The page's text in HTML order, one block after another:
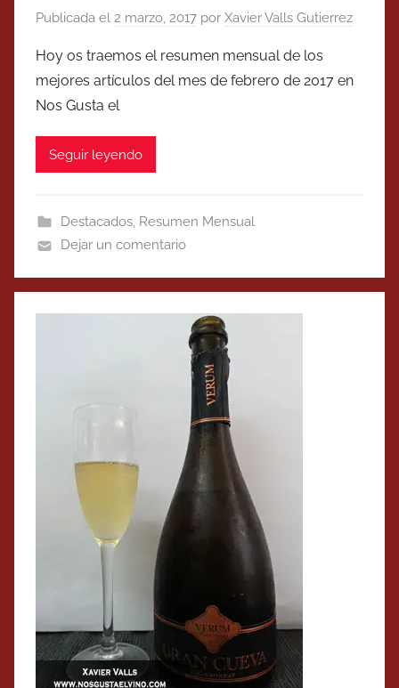
Publicada el 2 marzo, 2017 por Xavier Valls Gutierrez
Hoy os traemos el resumen mensual de los
mejores artículos del mes de febrero de 2017 en
Nos Gusta el
Seguir leyendo
Destacados, Resumen Mensual
Dejar un comentario